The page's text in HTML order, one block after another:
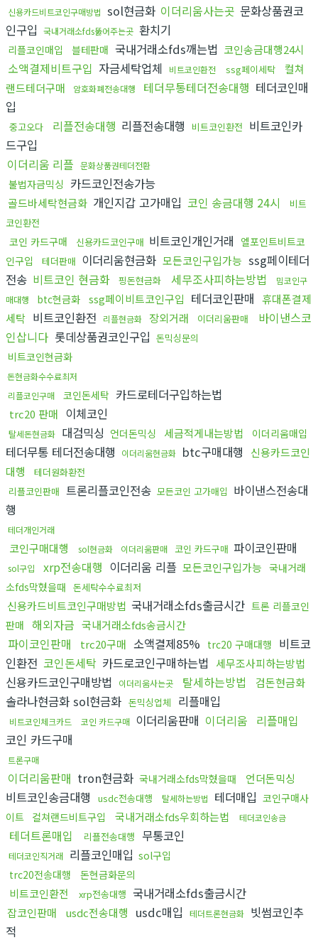
신용카드비트코인구매방법 sol현금화 이더리움사는곳 문화상품권코
인구입 국내거래소fds뚫어주는곳 환치기
리플코인매입 블테판매 국내거래소fds깨는법 코인송금대행24시
소액결제비트구입 자금세탁업체 비트코인환전 ssg페이세탁
컬쳐
랜드테더구매
암호화폐전송대행 테더무통테더전송대행 테더코인매
입
중고오다 리플전송대행 리플전송대행 비트코인환전 비트코인카
드구입
이더리움 리플 문화상품권테더전환
불법자금믹싱 카드코인전송가능
골드바세탁현금화 개인지갑 고가매입 코인 송금대행 24시
비트
코인환전
코인 카드구매 신용카드코인구매 비트코인개인거래 엘포인트비트코
인구입
테더판매 이더리움현금화 모든코인구입가능 ssg페이테더
전송 비트코인 현금화 핑돈현금화 세무조사피하는방법
밈코인구
매대행
btc현금화 ssg페이비트코인구입 테더코인판매 휴대폰결제
세탁 비트코인환전 리플현금화 장외거래 이더리움판매
바이낸스코
인삽니다 롯데상품권코인구입 돈믹싱문의
비트코인현금화
돈현금화수수료최저
리플코인구매
코인돈세탁 카드로테더구입하는법
trc20 판매 이체코인
탈세돈현금화 대검믹싱 언더돈믹싱 세금적게내는방법 이더리움매입
테더무통 테더전송대행 이더리움현금화 btc구매대행
신용카드코인
대행
테더원화환전
리플코인판매 트론리플코인전송 모든코인 고가매입 바이낸스전송대
행
테더개인거래
코인구매대행 sol현금화 이더리움판매 코인 카드구매 파이코인판매
sol구입 xrp전송대행 이더리움 리플 모든코인구입가능 국내거래
소fds막혔을때 돈세탁수수료최저
신용카드비트코인구매방법 국내거래소fds출금시간 트론 리플코인
판매
해외자금 국내거래소fds송금시간
파이코인판매 trc20구매 소액결제85% trc20 구매대행 비트코
인환전 코인돈세탁 카드로코인구매하는법 세무조사피하는방법
신용카드코인구매방법 이더리움사는곳 탈세하는방법 검돈현금화
솔라나현금화 sol현금화 돈믹싱업체 리플매입
비트코인체크카드 코인 카드구매 이더리움판매 이더리움 리플매입
코인 카드구매
트론구매
이더리움판매 tron현금화 국내거래소fds막혔을때 언더돈믹싱
비트코인송금대행 usdc전송대행 탈세하는방법 테더매입 코인구매사
이트 컬쳐랜드비트구입 국내거래소fds우회하는법 테더코인송금
테더트론매입 리플전송대행 무통코인
테더코인직거래 리플코인매입 sol구입
trc20전송대행
돈현금화문의
비트코인환전 xrp전송대행 국내거래소fds출금시간
잡코인판매 usdc전송대행 usdc매입 테더트론현금화 빗썸코인추
적